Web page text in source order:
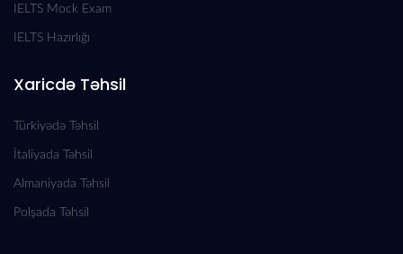
IELTS Mock Exam
IELTS Hazırlığı
Xaricdə Təhsil
Türkiyədə Təhsil
İtaliyada Təhsil
Almaniyada Təhsil
Polşada Təhsil